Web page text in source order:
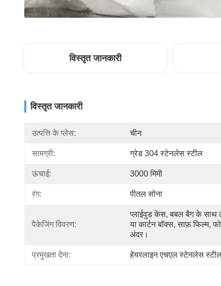
विस्तृत जानकारी
विस्तृत जानकारी
उत्पत्ति के प्लेस: चीन
सामग्री: ग्रेड 304 स्टेनलेस स्टील
ऊंचाई: 3000 मिमी
रंग: पीतल सोना
पैकेजिंग विवरण:
प्लाईवुड केस, बबल बैग के साथ
या कार्टन बॉक्स, साफ़ फिल्म,
अंदर।
प्रमुखता देना: हेयरलाइन एचएल स्टेनलेस